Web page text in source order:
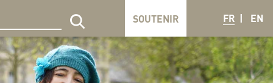
sur le site SOUTENIR FR EN